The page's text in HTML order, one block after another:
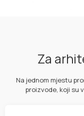
Za
Na jednom mjestu
proizvode, koji su